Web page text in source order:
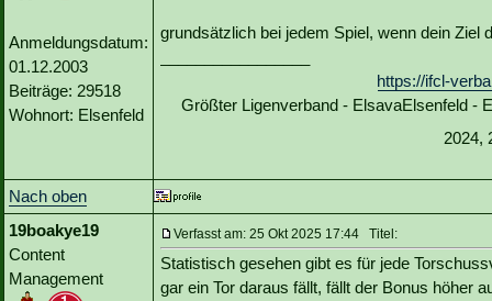
Anmeldungsdatum:
01.12.2003
Beiträge: 29518
Wohnort: Elsenfeld
grundsätzlich bei jedem Spiel, wenn dein Ziel
https://ifcl-
Größter Ligenverband - ElsavaElsenfeld -
2024,
Nach oben
19boakye19
Content
Management
Verfasst am: 25 Okt 2025 17:44 Titel:
Statistisch gesehen gibt es für jede
gar ein Tor daraus fällt, fällt der Bonus höher